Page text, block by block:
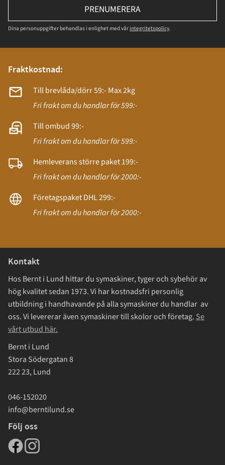
PRENUMERERA
Dina personuppgifter behandlas i enlighet med vår integritetspolicy.
Fraktkostnad:
Till brevlåda/dörr 59:- Max 2kg
Fri frakt om du handlar för 599:-
Till ombud 99:-
Fri frakt om du handlar för 599:-
Hemleverans större paket 199:-
Fri frakt om du handlar för 2000:-
Företagspaket DHL 299:-
Fri frakt om du handlar för 2000:-
Kontakt
Hos Bernt i Lund hittar du symaskiner, tyger och sybehör av
hög kvalitet sedan 1973. Vi har kostnadsfri personlig
utbildning i handhavande på alla symaskiner du handlar av
oss. Vi levererar även symaskiner till skolor och företag. Se
vårt utbud här.
Bernt i Lund
Stora Södergatan 8
222 23, Lund
046-152020
info@berntilund.se
Följ oss